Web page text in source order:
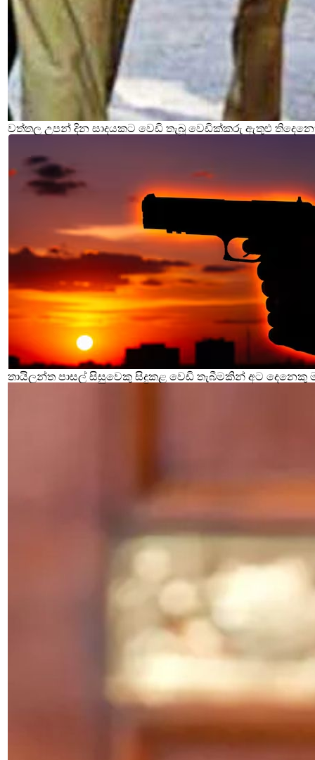
වත්තල උපන් දින සාදයකට වෙඩි තැබූ වෙඩික්කරු ඇතුළු
තායිලන්ත පාසල් සිසුවෙකු සිදුකළ වෙඩි තැබීමකින් අට දෙනෙකු